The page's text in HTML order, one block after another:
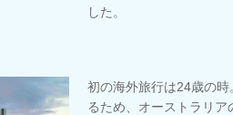
した。
初の海外旅行は24歳の
るため、オーストラリ